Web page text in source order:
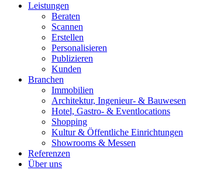
Leistungen
Beraten
Scannen
Erstellen
Personalisieren
Publizieren
Kunden
Branchen
Immobilien
Architektur, Ingenieur- & Bauwesen
Hotel, Gastro- & Eventlocations
Shopping
Kultur & Öffentliche Einrichtungen
Showrooms & Messen
Referenzen
Über uns